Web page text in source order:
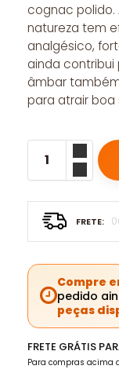
cognac polido.
natureza tem
analgésico,
ainda contribui
âmbar
para atrair boa
Compre
pedido
peças
FRETE GRÁTIS
Para compras acima